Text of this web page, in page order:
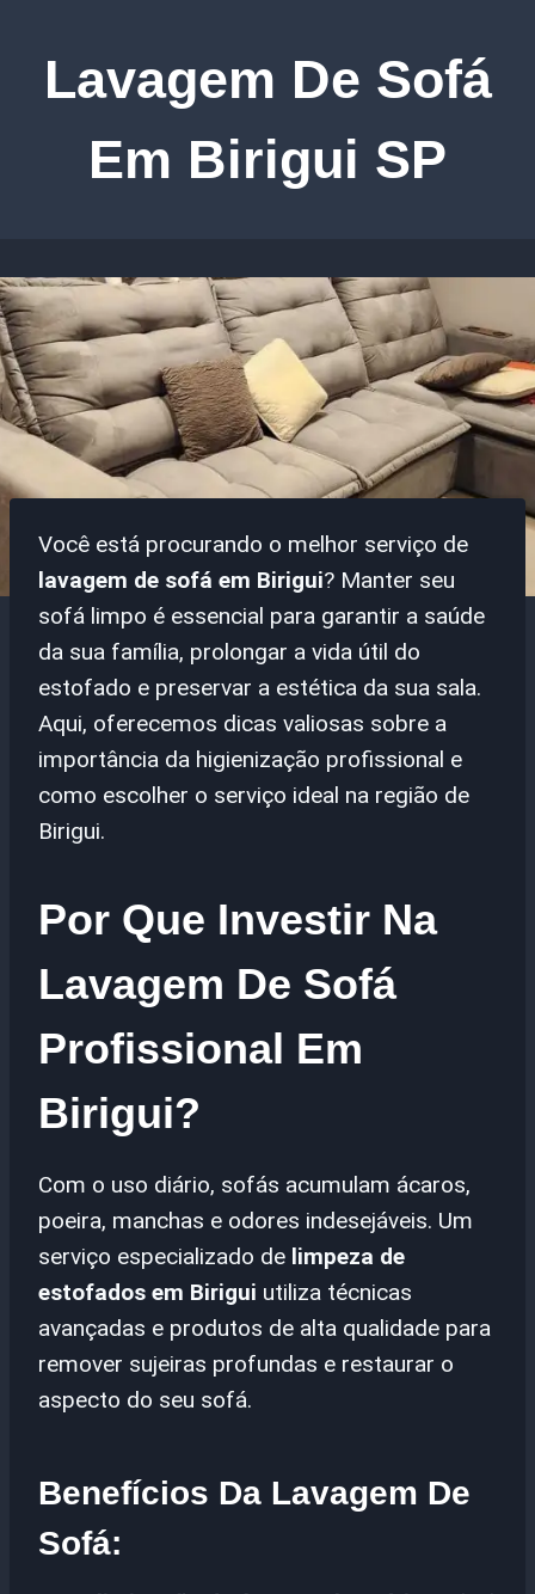
Lavagem De Sofá
Em Birigui SP
Você está procurando o melhor serviço de
lavagem de sofá em Birigui? Manter seu
sofá limpo é essencial para garantir a saúde
da sua família, prolongar a vida útil do
estofado e preservar a estética da sua sala.
Aqui, oferecemos dicas valiosas sobre a
importância da higienização profissional e
como escolher o serviço ideal na região de
Birigui.
Por Que Investir Na
Lavagem De Sofá
Profissional Em
Birigui?
Com o uso diário, sofás acumulam ácaros,
poeira, manchas e odores indesejáveis. Um
serviço especializado de limpeza de
estofados em Birigui utiliza técnicas
avançadas e produtos de alta qualidade para
remover sujeiras profundas e restaurar o
aspecto do seu sofá.
Benefícios Da Lavagem De
Sofá: